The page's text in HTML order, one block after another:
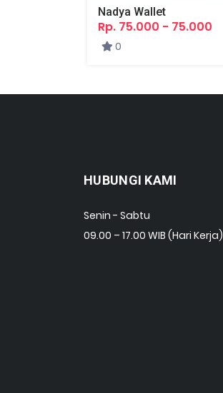
Nadya Wallet
Rp. 75.000 - 75.000
0
HUBUNGI KAMI
Senin - Sabtu
09.00 – 17.00 WIB (Hari Kerja)